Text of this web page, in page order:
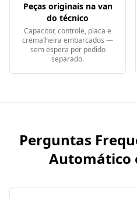
Peças originais na van
do técnico
Capacitor, controle, placa e
cremalheira embarcados —
sem espera por pedido
separado.
Perguntas
Automático